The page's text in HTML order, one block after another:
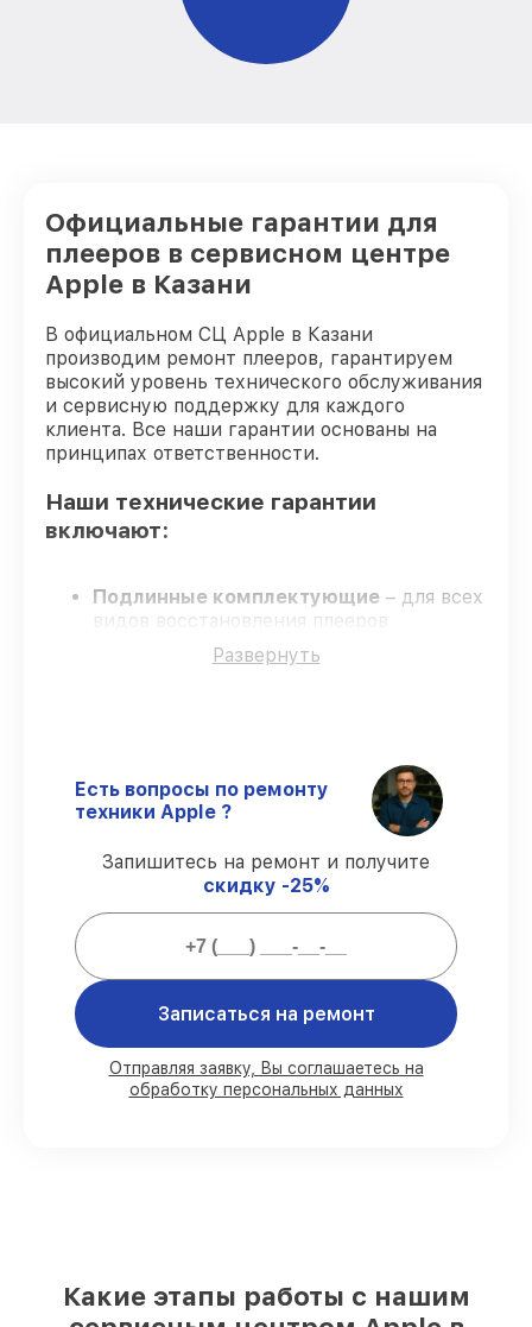
Официальные гарантии для
плееров в сервисном центре
Apple в Казани
В официальном СЦ Apple в Казани
производим ремонт плееров, гарантируем
высокий уровень технического обслуживания
и сервисную поддержку для каждого
клиента. Все наши гарантии основаны на
принципах ответственности.
Наши технические гарантии
включают:
Подлинные комплектующие – для всех
видов восстановления плееров
применяются только оригинальные
выполняются в оговоренные сроки.
Гарантийное обслуживание –
восстановление проводится с
соблюдением гарантийных обязательств.
Гарантии на восстановление
плееров:
заказов закрываем в присутствии
владельца
90%комплектующих готовы к
установке, остальное доставляем быстро
Фирменные детали и качественные
Развернуть
Есть вопросы по ремонту
техники Apple ?
Запишитесь на ремонт и получите
скидку -25%
Записаться на ремонт
Отправляя заявку, Вы соглашаетесь на
обработку персональных данных
Какие этапы работы с нашим